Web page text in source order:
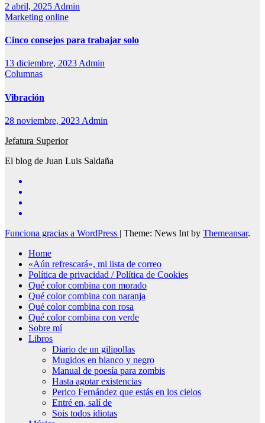
2 abril, 2025 Admin
Marketing online
Cinco consejos para trabajar solo
13 diciembre, 2023 Admin
Columnas
Vibración
28 noviembre, 2023 Admin
Jefatura Superior
El blog de Juan Luis Saldaña
Funciona gracias a WordPress | Theme: News Int by Themeansar.
Home
«Aún refrescará», mi lista de correo
Política de privacidad / Política de Cookies
Qué color combina con morado
Qué color combina con naranja
Qué color combina con rosa
Qué color combina con verde
Sobre mí
Libros
Diario de un gilipollas
Mugidos en blanco y negro
Manual de poesía para zombis
Hasta agotar existencias
Perico Fernández que estás en los cielos
Entré en, salí de
Sois todos idiotas